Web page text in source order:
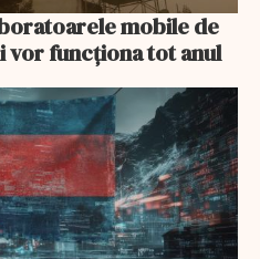
mobile de
vor funcționa tot anul